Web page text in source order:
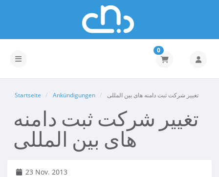
Navigation ein-/ausblenden
0
Startseite Ankündigungen تغییر شرکت ثبت دامنه های بین المللی
تغییر شرکت ثبت دامنه
های بین المللی
23 Nov. 2013